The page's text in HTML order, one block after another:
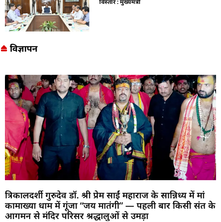
विस्तार : मुख्यमंत्री
विज्ञापन
त्रिकालदर्शी गुरुदेव डॉ. श्री प्रेम साईं महाराज के सान्निध्य में मां
कामाख्या धाम में गूंजा “जय मातंगी” — पहली बार किसी संत के
आगमन से मंदिर परिसर श्रद्धालुओं से उमड़ा